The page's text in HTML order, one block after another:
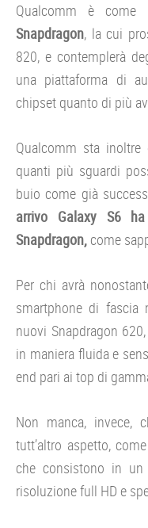
Qualcomm è
Snapdragon, la cui
820, e contemplerà
una piattaforma di
chipset quanto di più
Qualcomm sta
quanti più sguardi
buio come già
arrivo Galaxy S6
Snapdragon, come
Per chi avrà
smartphone di fascia
nuovi Snapdragon
in maniera fluida e
end pari ai top di
Non manca, invece,
tutt’altro aspetto, come
che consistono in
risoluzione full HD e